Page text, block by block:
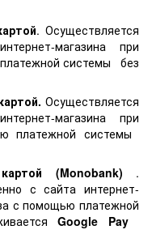
. Осуществляется
магазина при
системы
без
Осуществляется
магазина при
платежной системы
(Monobank) .
с сайта интернет-
с помощью платежной
Google Pay